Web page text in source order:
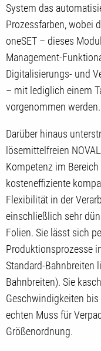
System das
Prozessfarben, wobei
oneSET – dieses
Management-
Digitalisierungs- und
– mit lediglich einem
vorgenommen werden.
Darüber hinaus
lösemittelfreien
Kompetenz im
kosteneffiziente
Flexibilität in der
einschließlich sehr
Folien. Sie lässt sich
Produktionsprozesse
Standard-Bahnbreiten
Bahnbreiten). Sie
Geschwindigkeiten
echten Muss für
Größenordnung.